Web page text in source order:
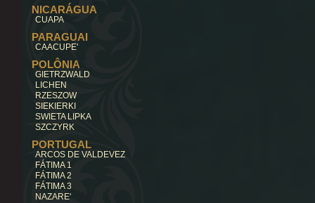
NICARÁGUA
CUAPA
PARAGUAI
CAACUPE'
POLÔNIA
GIETRZWALD
LICHEN
RZESZOW
SIEKIERKI
SWIETA LIPKA
SZCZYRK
PORTUGAL
ARCOS DE VALDEVEZ
FÁTIMA 1
FÁTIMA 2
FÁTIMA 3
NAZARE'